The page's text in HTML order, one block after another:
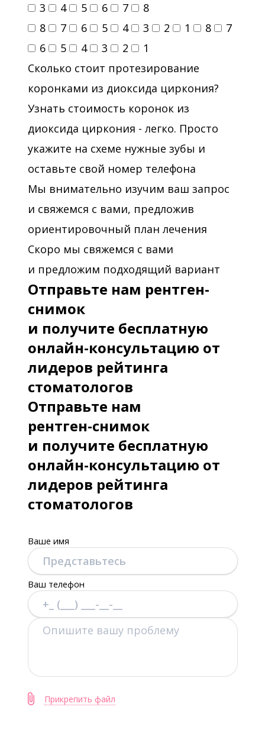
3 4 5 6 7
8
8
7 6 5 4 3 2 1 8
7
6
5 4 3 2
1
Сколько стоит протезирование
коронками из диоксида циркония?
Узнать стоимость коронок из
диоксида циркония - легко. Просто
укажите на схеме нужные зубы и
оставьте свой номер телефона
Мы внимательно изучим ваш запрос
и свяжемся с вами, предложив
ориентировочный план лечения
Скоро мы свяжемся с вами
и предложим подходящий вариант
Отправьте нам рентген-
снимок
и получите бесплатную
онлайн-консультацию от
лидеров рейтинга
стоматологов
Отправьте нам
рентген-снимок
и получите бесплатную
онлайн-консультацию от
лидеров рейтинга
стоматологов
Ваше имя
Ваш телефон
Прикрепить файл